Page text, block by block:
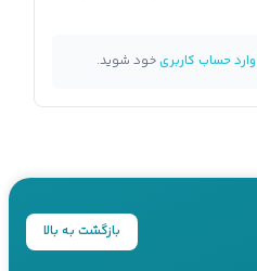
وارد حساب کاربریخود شوید.
بازگشت به بالا